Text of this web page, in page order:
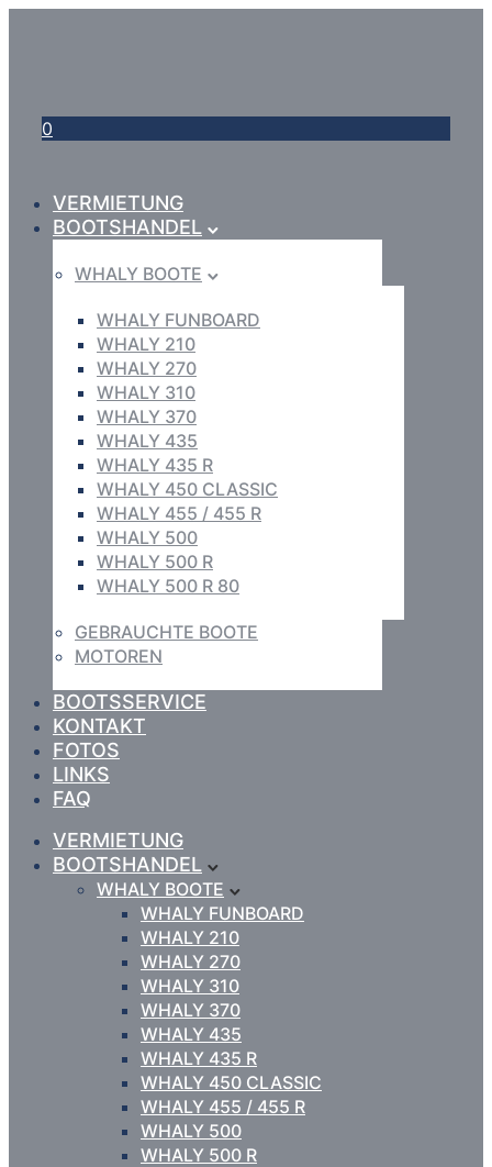
0
VERMIETUNG
BOOTSHANDEL
WHALY BOOTE
WHALY FUNBOARD
WHALY 210
WHALY 270
WHALY 310
WHALY 370
WHALY 435
WHALY 435 R
WHALY 450 CLASSIC
WHALY 455 / 455 R
WHALY 500
WHALY 500 R
WHALY 500 R 80
GEBRAUCHTE BOOTE
MOTOREN
BOOTSSERVICE
KONTAKT
FOTOS
LINKS
FAQ
VERMIETUNG
BOOTSHANDEL
WHALY BOOTE
WHALY FUNBOARD
WHALY 210
WHALY 270
WHALY 310
WHALY 370
WHALY 435
WHALY 435 R
WHALY 450 CLASSIC
WHALY 455 / 455 R
WHALY 500
WHALY 500 R